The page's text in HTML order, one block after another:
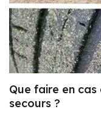
Que faire en
secours ?